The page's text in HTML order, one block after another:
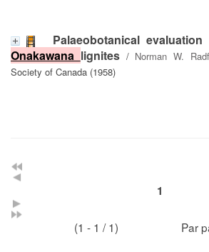
Palaeobotanical
Onakawana lignites/ Norman W.
Society of Canada (1958)
1
(1 - 1 / 1) Par